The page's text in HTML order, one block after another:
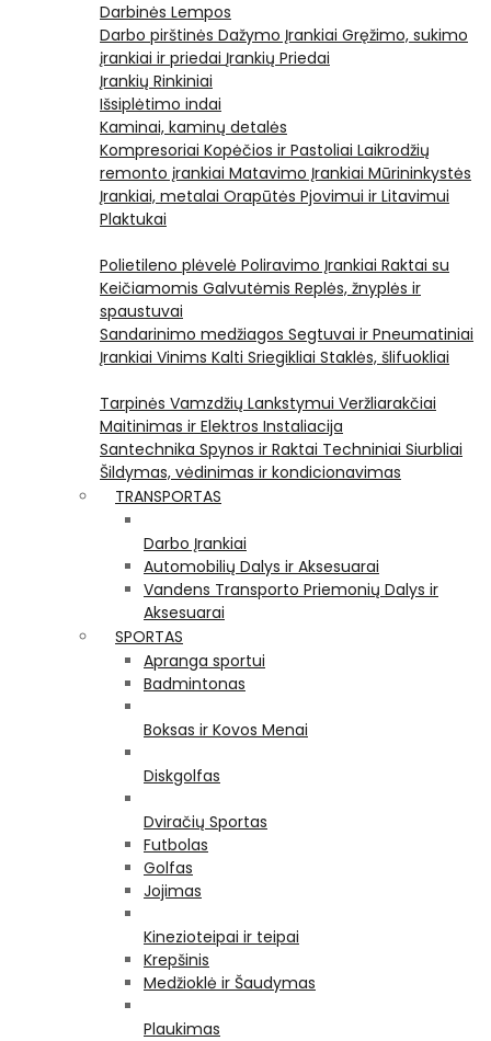
Darbinės Lempos
Darbo pirštinės Dažymo Įrankiai Gręžimo, sukimo
įrankiai ir priedai Įrankių Priedai
Įrankių Rinkiniai
Išsiplėtimo indai
Kaminai, kaminų detalės
Kompresoriai Kopėčios ir Pastoliai Laikrodžių
remonto įrankiai Matavimo Įrankiai Mūrininkystės
Įrankiai, metalai Orapūtės Pjovimui ir Litavimui
Plaktukai
Polietileno plėvelė Poliravimo Įrankiai Raktai su
Keičiamomis Galvutėmis Replės, žnyplės ir
spaustuvai
Sandarinimo medžiagos Segtuvai ir Pneumatiniai
Įrankiai Vinims Kalti Sriegikliai Staklės, šlifuokliai
Tarpinės Vamzdžių Lankstymui Veržliarakčiai
Maitinimas ir Elektros Instaliacija
Santechnika Spynos ir Raktai Techniniai Siurbliai
Šildymas, vėdinimas ir kondicionavimas
TRANSPORTAS
Darbo Įrankiai
Automobilių Dalys ir Aksesuarai
Vandens Transporto Priemonių Dalys ir
Aksesuarai
SPORTAS
Apranga sportui
Badmintonas
Boksas ir Kovos Menai
Diskgolfas
Dviračių Sportas
Futbolas
Golfas
Jojimas
Kinezioteipai ir teipai
Krepšinis
Medžioklė ir Šaudymas
Plaukimas